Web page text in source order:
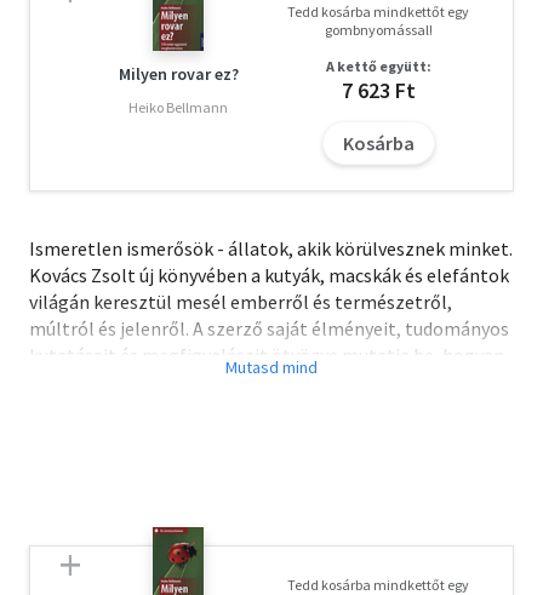
Milyen rovar ez?
Heiko Bellmann
Tedd kosárba mindkettőt egy
gombnyomással!
A kettő együtt:
7 623 Ft
Kosárba
Ismeretlen ismerősök - állatok, akik körülvesznek minket.
Kovács Zsolt új könyvében a kutyák, macskák és elefántok
világán keresztül mesél emberről és természet­ről,
múltról és jelenről. A szerző saját élményeit, tudományos
kutatásait és megfigyeléseit ötvözve mutatja be, hogyan
formáltuk egymást évszázadokon át - állatok és emberek.
az embernek. Tudomány, történelem és személyes
vallomás egy kötetben - mindenkihez szól, aki szeretné
Tedd kosárba mindkettőt egy